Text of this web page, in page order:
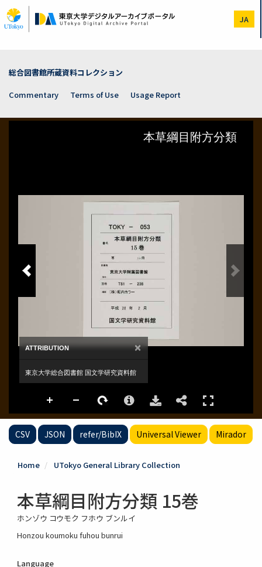
to
main
JA
総合図書館所蔵資料コレクション
Commentary
Terms of Use Usage Report
CSV JSON refer/BibIX Universal Viewer Mirador
Home UTokyo General Library Collection
本草綱目附方分類 15巻
ホンゾウ コウモク フホウ ブンルイ
Honzou koumoku fuhou bunrui
Language